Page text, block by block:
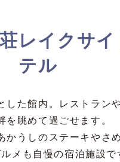
レイクサ
テル
した館内。レストラン
を眺めて過ごせます。
かうしのステーキやさ
メも自慢の宿泊施設で